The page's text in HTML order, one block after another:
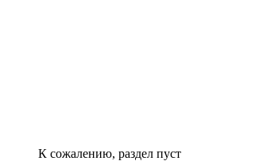
К сожалению, раздел пуст